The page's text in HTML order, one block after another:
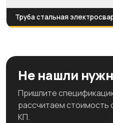
Труба стальная
Не нашли
Пришлите
рассчитаем стоимость
КП.